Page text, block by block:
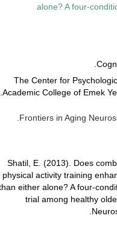
alone? A four-
2. The Center for
Academic College of Emek
Shatil, E. (2013). Does
physical activity training
either alone? A four-
trial among healthy